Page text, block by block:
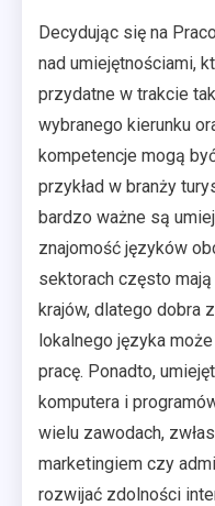
Decydując się na
nad umiejętnościami,
przydatne w trakcie
wybranego kierunku
kompetencje mogą
przykład w branży
bardzo ważne są
znajomość języków
sektorach często
krajów, dlatego dobra
lokalnego języka
pracę. Ponadto,
komputera i
wielu zawodach,
marketingiem czy
rozwijać zdolności